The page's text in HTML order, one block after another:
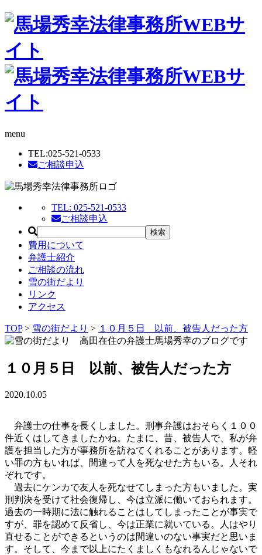
menu
TEL:025-521-0533
ご相談申込
TEL: 025-521-0533
ご相談申込
費用について
弁護士紹介
ご相談の流れ
雪の街だより
リンク
アクセス
TOP> 雪の街だより > １０月５日 以前、被告人だった方
１０月５日 以前、被告人だった方
2020.10.05
弁護士の仕事を長くしました。刑事弁護はおそらく１００
件近くはしてきましたかね。たまに、昔、被告人で、私が弁
護を担当した方が事務所を訪ねてくれることがあります。軽
い罪の方もいれば、間違って人を死なせた方もいる。人それ
ぞれです。
過去にケンカで友人を死なせてしまった方もいました。実
刑判決を受けて社会復帰し、今は立派に働いておられます。
過去の一時期に法に触れることはしてしまったことが事実で
すが、罪を認めて反省し、今は正業に就いている。人はやり
直せることができるというのは間違いのない事実だと思いま
す。そして、今まで以上にたくましくもなれるんじゃないで